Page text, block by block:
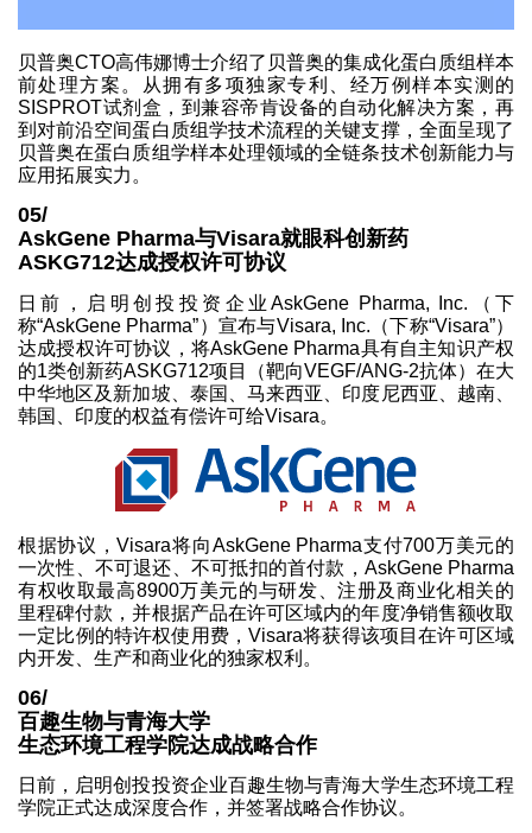
贝普奥CTO高伟娜博士介绍了贝普奥的集成化蛋白质组样本
前处理方案。从拥有多项独家专利、经万例样本实测的
SISPROT试剂盒，到兼容帝肯设备的自动化解决方案，再
到对前沿空间蛋白质组学技术流程的关键支撑，全面呈现了
贝普奥在蛋白质组学样本处理领域的全链条技术创新能力与
应用拓展实力。
05/
AskGene Pharma与Visara就眼科创新药
ASKG712达成授权许可协议
日前，启明创投投资企业AskGene Pharma, Inc.（下
称“AskGene Pharma”）宣布与Visara, Inc.（下称“Visara”）
达成授权许可协议，将AskGene Pharma具有自主知识产权
的1类创新药ASKG712项目（靶向VEGF/ANG-2抗体）在大
中华地区及新加坡、泰国、马来西亚、印度尼西亚、越南、
韩国、印度的权益有偿许可给Visara。
根据协议，Visara将向AskGene Pharma支付700万美元的
一次性、不可退还、不可抵扣的首付款，AskGene Pharma
有权收取最高8900万美元的与研发、注册及商业化相关的
里程碑付款，并根据产品在许可区域内的年度净销售额收取
一定比例的特许权使用费，Visara将获得该项目在许可区域
内开发、生产和商业化的独家权利。
06/
百趣生物与青海大学
生态环境工程学院达成战略合作
日前，启明创投投资企业百趣生物与青海大学生态环境工程
学院正式达成深度合作，并签署战略合作协议。